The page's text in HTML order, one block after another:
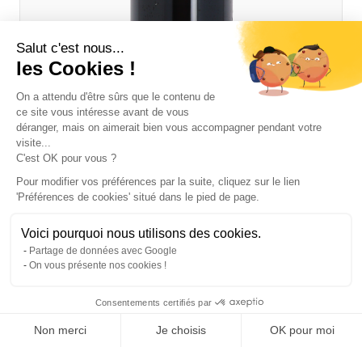
Salut c'est nous...
les Cookies !
On a attendu d'être sûrs que le contenu de
ce site vous intéresse avant de vous
déranger, mais on aimerait bien vous accompagner pendant votre
visite...
C'est OK pour vous ?
Pour modifier vos préférences par la suite, cliquez sur le lien
'Préférences de cookies' situé dans le pied de page.
Voici pourquoi nous utilisons des cookies.
Partage de données avec Google
On vous présente nos cookies !
Consentements certifiés par
Non merci Je choisis OK pour moi
Domaine Alain Graillot 2023 Rouge
Crozes Hermitage Magnum
77,00 €
Diminuer la quantitéAugmenter la quantité